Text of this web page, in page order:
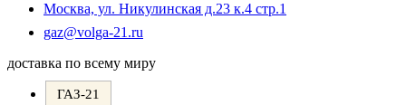
Москва, ул. Никулинская д.23 к.4 стр.1
gaz@volga-21.ru
вашем
доставка по всему миру
ГАЗ-21